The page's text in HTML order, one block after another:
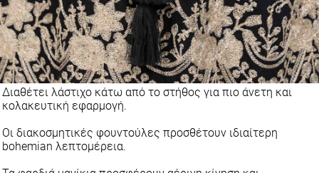
Διαθέτει λάστιχο κάτω από το στήθος για πιο άνετη και
κολακευτική εφαρμογή.
Οι διακοσμητικές φουντούλες προσθέτουν ιδιαίτερη
bohemian λεπτομέρεια.